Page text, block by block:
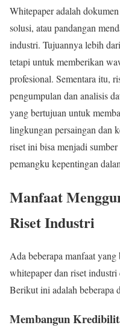
Whitepaper adalah
solusi, atau pandangan
industri. Tujuannya lebih
tetapi untuk memberikan
profesional. Sementara itu,
pengumpulan dan analisis
yang bertujuan untuk
lingkungan persaingan dan
riset ini bisa menjadi
pemangku kepentingan
Manfaat
Riset Industri
Ada beberapa manfaat
whitepaper dan riset
Berikut ini adalah beberapa
Membangun